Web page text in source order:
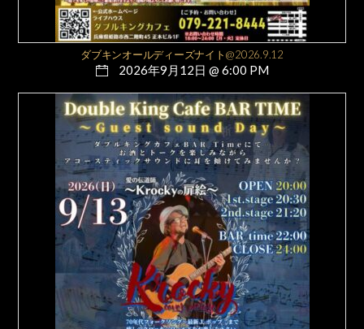
ダブキンオールディーズナイト@2026.9.12
2026年9月12日 @ 6:00 PM